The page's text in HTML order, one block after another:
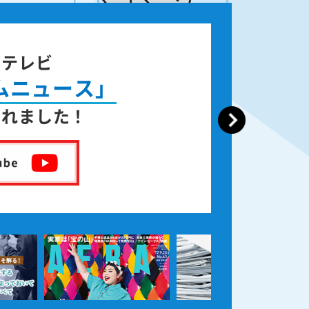
レビ
ュース」
ました！